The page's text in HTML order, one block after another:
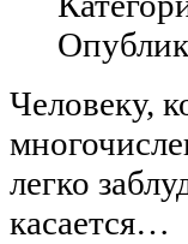
Человеку,
легко
касается…